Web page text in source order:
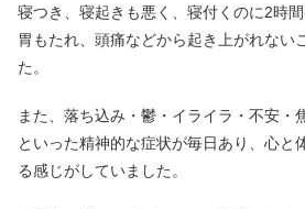
寝つき、寝起きも悪く、寝付くのに2時
胃もたれ、頭痛などから起き上がれない
た。
また、落ち込み・鬱・イライラ・不安・
といった精神的な症状が毎日あり、心と
る感じがしていました。